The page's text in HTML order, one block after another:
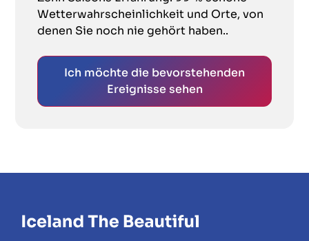
Wetterwahrscheinlichkeit und Orte, von
denen Sie noch nie gehört haben..
Ich möchte die bevorstehenden
Ereignisse sehen